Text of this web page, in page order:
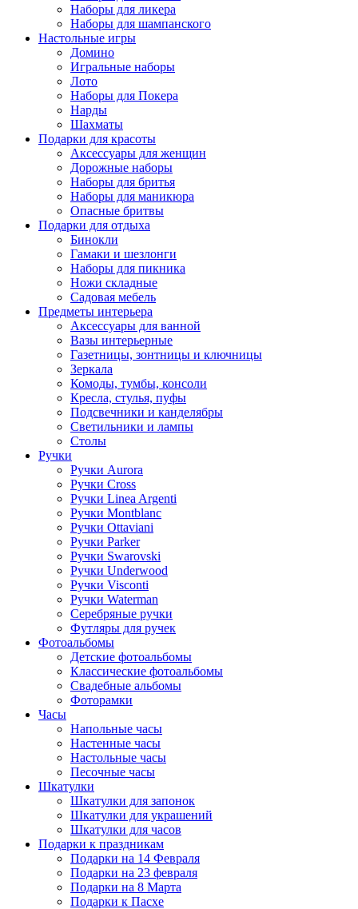
Наборы для ликера
Наборы для шампанского
Настольные игры
Домино
Игральные наборы
Лото
Наборы для Покера
Нарды
Шахматы
Подарки для красоты
Аксессуары для женщин
Дорожные наборы
Наборы для бритья
Наборы для маникюра
Опасные бритвы
Подарки для отдыха
Бинокли
Гамаки и шезлонги
Наборы для пикника
Ножи складные
Садовая мебель
Предметы интерьера
Аксессуары для ванной
Вазы интерьерные
Газетницы, зонтницы и ключницы
Зеркала
Комоды, тумбы, консоли
Кресла, стулья, пуфы
Подсвечники и канделябры
Светильники и лампы
Столы
Ручки
Ручки Aurora
Ручки Cross
Ручки Linea Argenti
Ручки Montblanc
Ручки Ottaviani
Ручки Parker
Ручки Swarovski
Ручки Underwood
Ручки Visconti
Ручки Waterman
Серебряные ручки
Футляры для ручек
Фотоальбомы
Детские фотоальбомы
Классические фотоальбомы
Свадебные альбомы
Фоторамки
Часы
Напольные часы
Настенные часы
Настольные часы
Песочные часы
Шкатулки
Шкатулки для запонок
Шкатулки для украшений
Шкатулки для часов
Подарки к праздникам
Подарки на 14 Февраля
Подарки на 23 февраля
Подарки на 8 Марта
Подарки к Пасхе